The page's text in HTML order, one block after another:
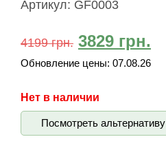
Артикул: GF0003
4199грн. 3829 грн.
Обновление цены: 07.08.26
Нет в наличии
Посмотреть альтернативу